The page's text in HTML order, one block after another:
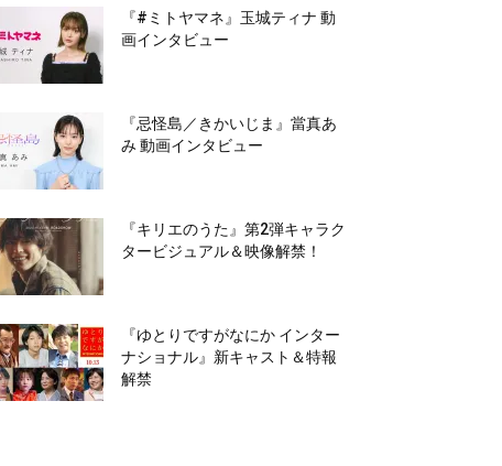
『#ミトヤマネ』玉城ティナ 動
画インタビュー
『忌怪島／きかいじま』當真あ
み 動画インタビュー
『キリエのうた』第2弾キャラク
タービジュアル＆映像解禁！
『ゆとりですがなにか インター
ナショナル』新キャスト＆特報
解禁